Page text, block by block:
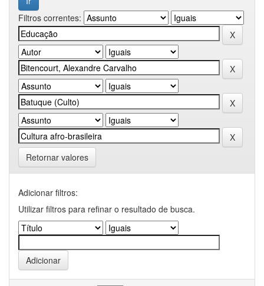
Filtros correntes:
Retornar valores
Adicionar filtros:
Utilizar filtros para refinar o resultado de busca.